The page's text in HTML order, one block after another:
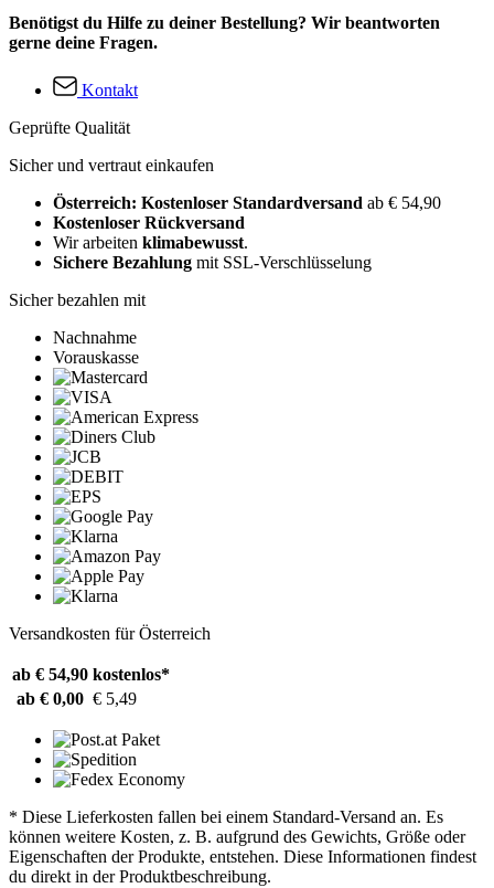
Benötigst du Hilfe zu deiner Bestellung? Wir beantworten
gerne deine Fragen.
Kontakt
Geprüfte Qualität
Sicher und vertraut einkaufen
Österreich: Kostenloser Standardversand ab € 54,90
Kostenloser Rückversand
Wir arbeiten klimabewusst.
Sichere Bezahlung mit SSL-Verschlüsselung
Sicher bezahlen mit
Nachnahme
Vorauskasse
Versandkosten für Österreich
ab € 54,90 kostenlos*
ab € 0,00 € 5,49
* Diese Lieferkosten fallen bei einem Standard-Versand an. Es
können weitere Kosten, z. B. aufgrund des Gewichts, Größe oder
Eigenschaften der Produkte, entstehen. Diese Informationen findest
du direkt in der Produktbeschreibung.